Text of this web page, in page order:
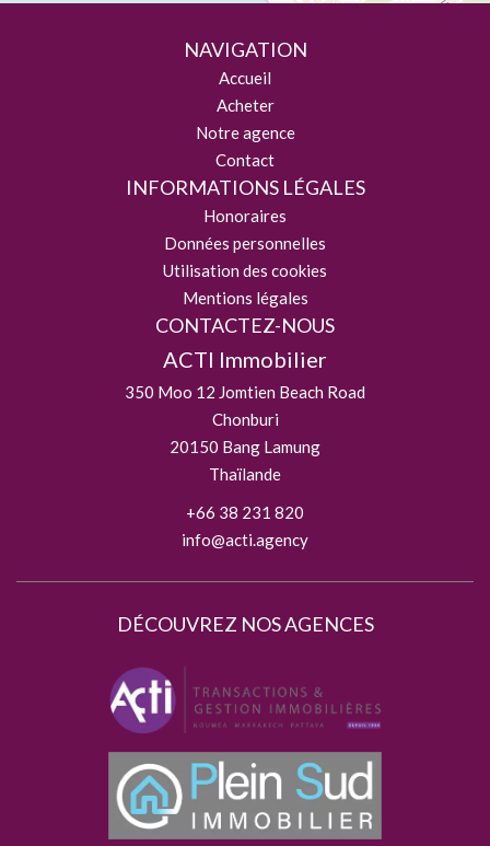
NAVIGATION
Accueil
Acheter
Notre agence
Contact
INFORMATIONS LÉGALES
Honoraires
Données personnelles
Utilisation des cookies
Mentions légales
CONTACTEZ-NOUS
ACTI Immobilier
350 Moo 12 Jomtien Beach Road
Chonburi
20150 Bang Lamung
Thaïlande
+66 38 231 820
info@acti.agency
DÉCOUVREZ NOS AGENCES